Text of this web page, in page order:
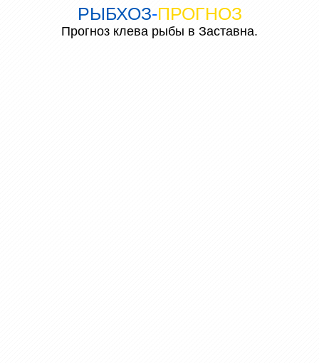
РЫБХОЗ-ПРОГНОЗ
Прогноз клева рыбы в Заставна.